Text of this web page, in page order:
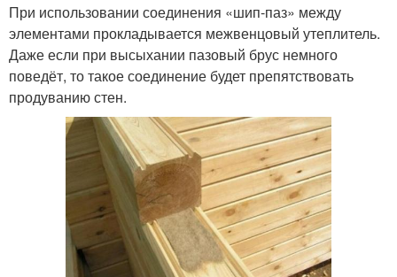
При использовании соединения «шип-паз» между
элементами прокладывается межвенцовый утеплитель.
Даже если при высыхании пазовый брус немного
поведёт, то такое соединение будет препятствовать
продуванию стен.